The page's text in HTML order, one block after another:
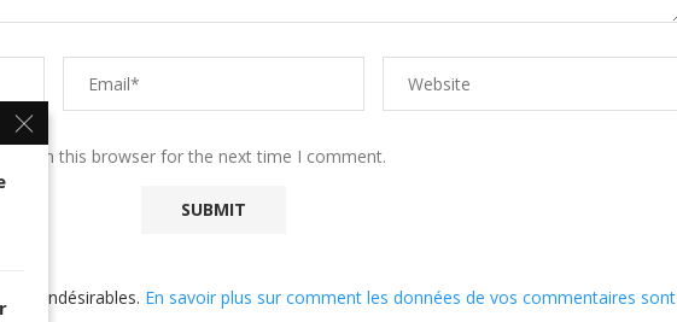
in this browser for the next time I comment.
les indésirables. En savoir plus sur comment les données de vos commentaires sont